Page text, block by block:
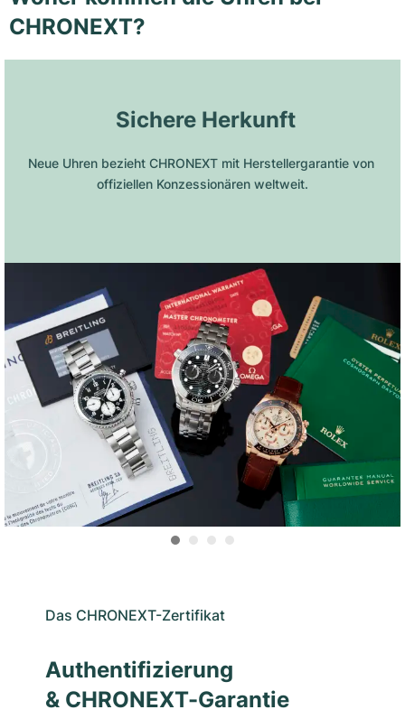
CHRONEXT?
Sichere Herkunft
Neue Uhren bezieht CHRONEXT mit Herstellergarantie von
offiziellen Konzessionären weltweit.
Das CHRONEXT-Zertifikat
Authentifizierung
& CHRONEXT-Garantie